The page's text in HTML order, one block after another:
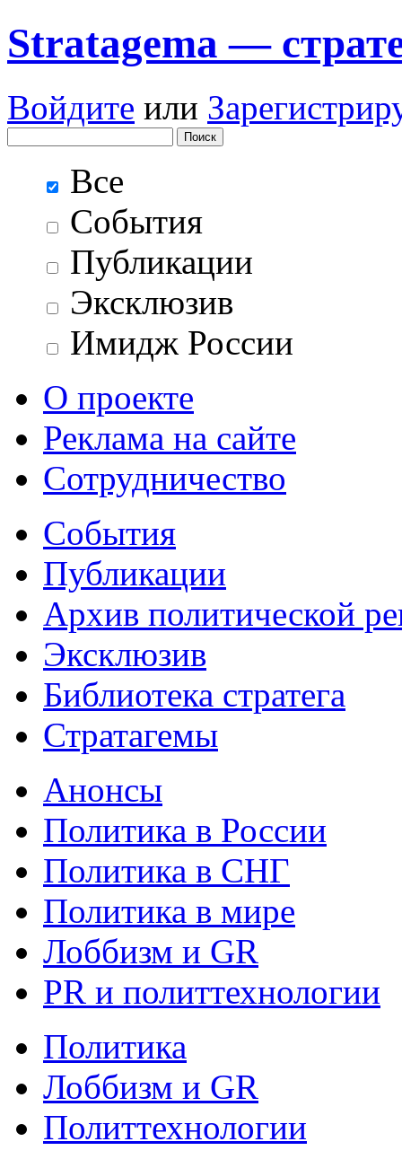
Stratagema —
Войдите или
Все
События
Публикации
Эксклюзив
Имидж России
О проекте
Реклама на сайте
Сотрудничество
События
Публикации
Архив политической
Эксклюзив
Библиотека стратега
Стратагемы
Анонсы
Политика в России
Политика в СНГ
Политика в мире
Лоббизм и GR
PR и политтехнологии
Политика
Лоббизм и GR
Политтехнологии